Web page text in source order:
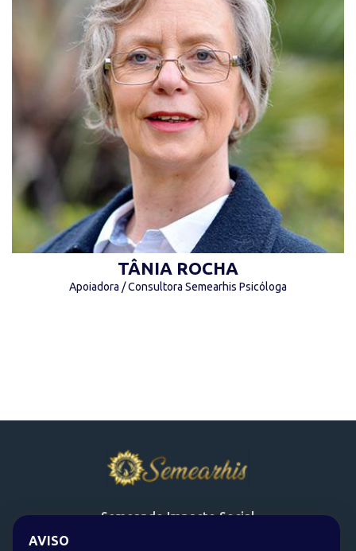
“Incluir é humanizar caminhos! Inclusão é sobre
todos nós, descobrindo juntos como
desbravar o mundo!” (Claudia Werneck)
TÂNIA ROCHA
Apoiadora / Consultora Semearhis Psicóloga
Semeando Impacto Social
AVISO